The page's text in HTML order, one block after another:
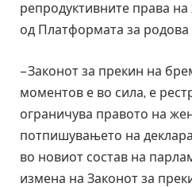
репродуктивните права
од Платформата за родова
– Законот за прекин на
моментов е во сила, е
ограничува правото на
потпишувањето на
во новиот состав на
измена на Законот за